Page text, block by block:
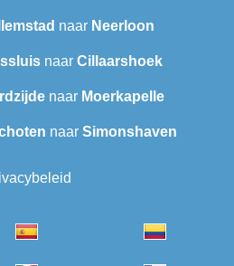
naar Neerloon
naar Cillaarshoek
naar Moerkapelle
naar Simonshaven